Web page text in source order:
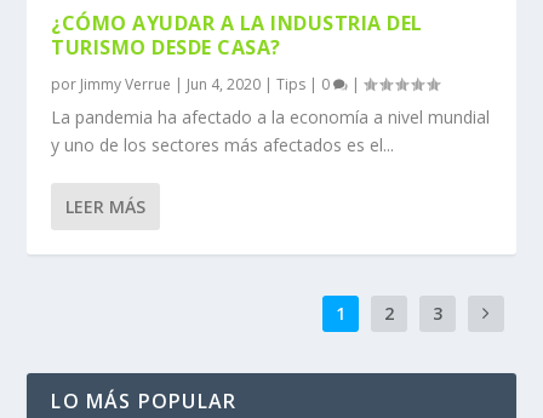
¿CÓMO AYUDAR A LA INDUSTRIA DEL
TURISMO DESDE CASA?
por Jimmy Verrue | Jun 4, 2020 |Tips | 0 |
La pandemia ha afectado a la economía a nivel mundial
y uno de los sectores más afectados es el...
LEER MÁS
1 2 3
LO MÁS POPULAR